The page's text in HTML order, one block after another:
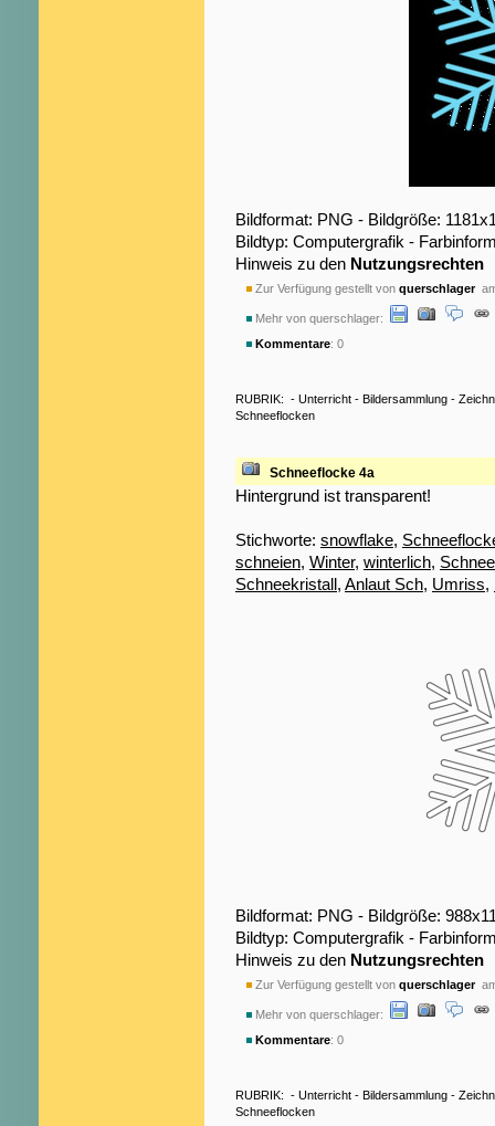
Bildformat: PNG - Bildgröße:
Bildtyp: Computergrafik -
Hinweis zu den Nutzungsrechten
Zur Verfügung gestellt von querschlageram
Mehr von querschlager:
Kommentare: 0
RUBRIK: - Unterricht - Bildersammlung -
Schneeflocken
Schneeflocke 4a
Hintergrund ist transparent!
Stichworte: snowflake,
schneien, Winter, winterlich, Schnee
Schneekristall, Anlaut Sch, Umriss,
Bildformat: PNG - Bildgröße:
Bildtyp: Computergrafik -
Hinweis zu den Nutzungsrechten
Zur Verfügung gestellt von querschlageram
Mehr von querschlager:
Kommentare: 0
RUBRIK: - Unterricht - Bildersammlung -
Schneeflocken